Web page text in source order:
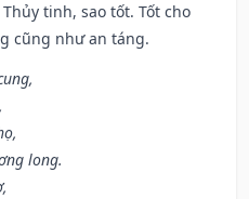
tinh, sao tốt. Tốt cho
cũng như an táng.
long.